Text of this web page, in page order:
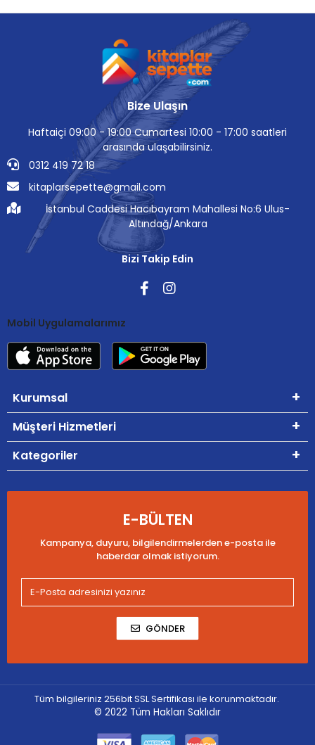
Bize Ulaşın
Haftaiçi 09:00 - 19:00 Cumartesi 10:00 - 17:00 saatleri
arasında ulaşabilirsiniz.
0312 419 72 18
kitaplarsepette@gmail.com
İstanbul Caddesi Hacıbayram Mahallesi No:6 Ulus-
Altındağ/Ankara
Bizi Takip Edin
Mobil Uygulamalarımız
Kurumsal
Müşteri Hizmetleri
Kategoriler
E-BÜLTEN
Kampanya, duyuru, bilgilendirmelerden e-posta ile
haberdar olmak istiyorum.
GÖNDER
Tüm bilgileriniz 256bit SSL Sertifikası ile korunmaktadır.
© 2022 Tüm Hakları Saklıdır